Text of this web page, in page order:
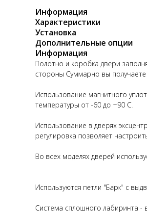
Информация
Характеристики
Установка
Дополнительные опции
Информация
Полотно и коробка двери
стороны Суммарно вы
Использование магнитного
температуры от -60 до +90 С.
Использование в дверях
регулировка позволяет
Во всех моделях дверей
Используются петли "Барк" с
Система сплошного лабиринта -